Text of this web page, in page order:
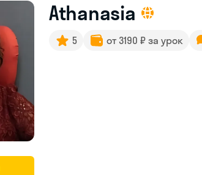
Athanasia
5 от 3190 ₽ за урок